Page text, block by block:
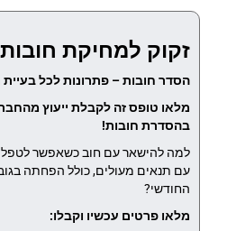
זקוק למחיקת
הסדר חובות – פתרונות לכל בעיית
מלאו טופס זה לקבלת ייעוץ
בהסדרת חובות!
למה להישאר עם חוב כשאפשר לטפל
עם תנאים מעולים, כולל הפחתה
החודשי?
מלאו פרטים עכשיו וקבלו: